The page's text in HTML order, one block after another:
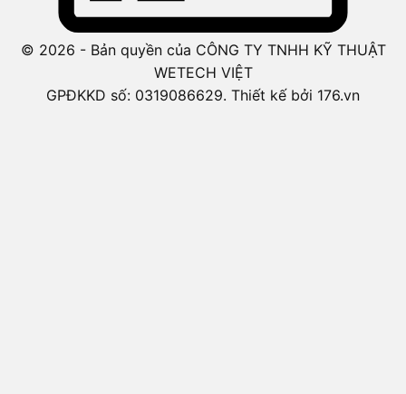
© 2026 - Bản quyền của CÔNG TY TNHH KỸ THUẬT
WETECH VIỆT
GPĐKKD số: 0319086629. Thiết kế bởi 176.vn